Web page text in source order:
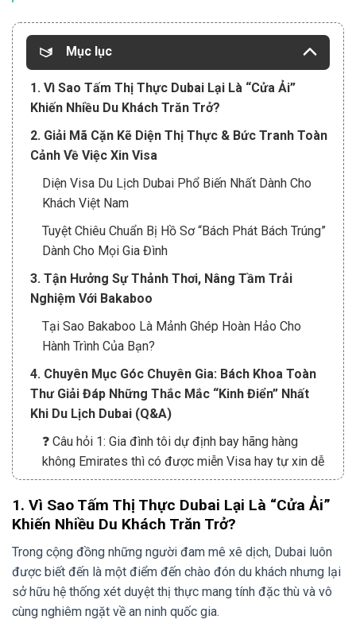
Mục lục
1. Vì Sao Tấm Thị Thực Dubai Lại Là “Cửa Ải”
Khiến Nhiều Du Khách Trăn Trở?
2. Giải Mã Cặn Kẽ Diện Thị Thực & Bức Tranh Toàn
Cảnh Về Việc Xin Visa
Diện Visa Du Lịch Dubai Phổ Biến Nhất Dành Cho
Khách Việt Nam
Tuyệt Chiêu Chuẩn Bị Hồ Sơ “Bách Phát Bách Trúng”
Dành Cho Mọi Gia Đình
3. Tận Hưởng Sự Thảnh Thơi, Nâng Tầm Trải
Nghiệm Với Bakaboo
Tại Sao Bakaboo Là Mảnh Ghép Hoàn Hảo Cho
Hành Trình Của Bạn?
4. Chuyên Mục Góc Chuyên Gia: Bách Khoa Toàn
Thư Giải Đáp Những Thắc Mắc “Kinh Điển” Nhất
Khi Du Lịch Dubai (Q&A)
❓ Câu hỏi 1: Gia đình tôi dự định bay hãng hàng
không Emirates thì có được miễn Visa hay tự xin dễ
dàng hơn không?
❓ Câu hỏi 2: Vợ chồng tôi muốn đưa các con đi chơi,
vậy nên đi Dubai vào thời điểm nào trong năm là lý
tưởng nhất?
❓ Câu hỏi 3: Cả nhà tôi cần lưu ý những nguyên tắc
văn hóa ứng xử và trang phục gì khi đến UAE để
không gặp rắc rối?
1. Vì Sao Tấm Thị Thực Dubai Lại Là “Cửa Ải”
Khiến Nhiều Du Khách Trăn Trở?
Trong cộng đồng những người đam mê xê dịch, Dubai luôn
được biết đến là một điểm đến chào đón du khách nhưng lại
sở hữu hệ thống xét duyệt thị thực mang tính đặc thù và vô
cùng nghiêm ngặt về an ninh quốc gia.